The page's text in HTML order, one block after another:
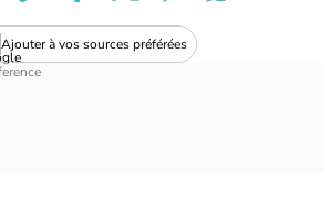
Ajouter à vos sources préférées